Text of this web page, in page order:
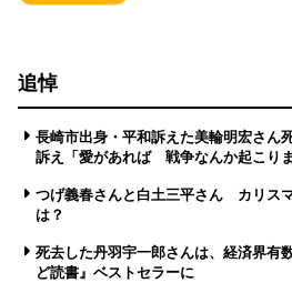
追悼
長崎市出身・平和訴えた美輪明宏さ
訴え「愛があれば 戦争なんか起こりま
つげ義春さんと白土三平さん カリス
は？
死去した丹羽宇一郎さんは、経済界
ど読書』ベストセラーに